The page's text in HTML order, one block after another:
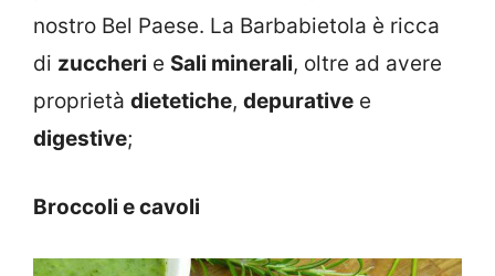
nostro Bel Paese. La Barbabietola è ricca
di zuccheri e Sali minerali, oltre ad avere
proprietà dietetiche, depurative e
digestive;
Broccoli e cavoli